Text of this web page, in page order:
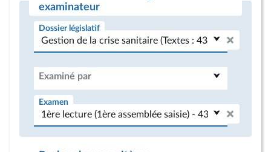
examinateur
Dossier législatif
Examiné par
Examen